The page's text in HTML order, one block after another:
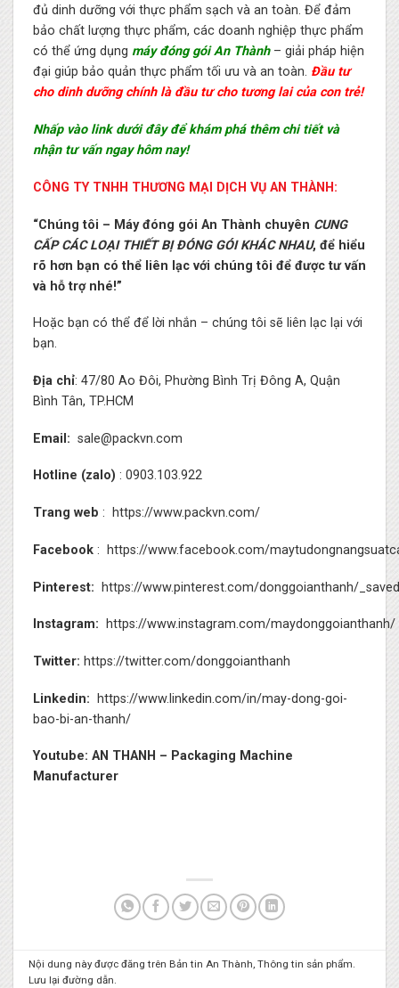
đủ dinh dưỡng với thực phẩm sạch và an toàn. Để đảm
bảo chất lượng thực phẩm, các doanh nghiệp thực phẩm
có thể ứng dụng máy đóng gói An Thành– giải pháp hiện
đại giúp bảo quản thực phẩm tối ưu và an toàn. Đầu tư
cho dinh dưỡng chính là đầu tư cho tương lai của con trẻ!
Nhấp vào link dưới đây để khám phá thêm chi tiết và
nhận tư vấn ngay hôm nay!
CÔNG TY TNHH THƯƠNG MẠI DỊCH VỤ AN THÀNH:
“Chúng tôi – Máy đóng gói An Thành chuyên CUNG
CẤP CÁC LOẠI THIẾT BỊ ĐÓNG GÓI KHÁC NHAU, để hiểu
rõ hơn bạn có thể liên lạc với chúng tôi để được tư vấn
và hỗ trợ nhé!”
Hoặc bạn có thể để lời nhắn – chúng tôi sẽ liên lạc lại với
bạn.
Địa chỉ: 47/80 Ao Đôi, Phường Bình Trị Đông A, Quận
Bình Tân, TP.HCM
Email: sale@packvn.com
Hotline (zalo) : 0903.103.922
Trang web : https://www.packvn.com/
Facebook: https://www.facebook.com/
Pinterest: https://www.pinterest.com/donggoianthanh/
Instagram: https://www.instagram.com/maydonggoianthanh/
Twitter: https://twitter.com/donggoianthanh
Linkedin:
https://www.linkedin.com/in/may-dong-goi-
bao-bi-an-thanh/
Youtube: AN THANH – Packaging Machine
Manufacturer
Nội dung này được đăng trên Bản tin An Thành,Thông tin sản phẩm.
Lưu lạiđường dẫn.